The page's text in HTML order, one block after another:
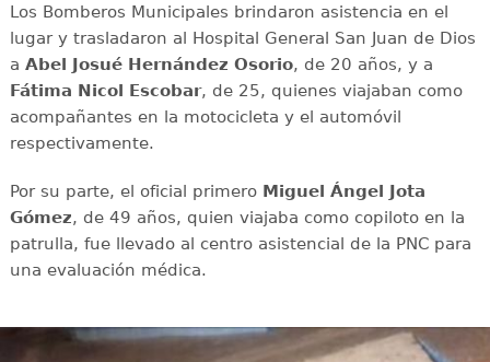
Los Bomberos Municipales brindaron asistencia en el
lugar y trasladaron al Hospital General San Juan de Dios
a Abel Josué Hernández Osorio, de 20 años, y a
Fátima Nicol Escobar, de 25, quienes viajaban como
acompañantes en la motocicleta y el automóvil
respectivamente.
Por su parte, el oficial primero Miguel Ángel Jota
Gómez, de 49 años, quien viajaba como copiloto en la
patrulla, fue llevado al centro asistencial de la PNC para
una evaluación médica.